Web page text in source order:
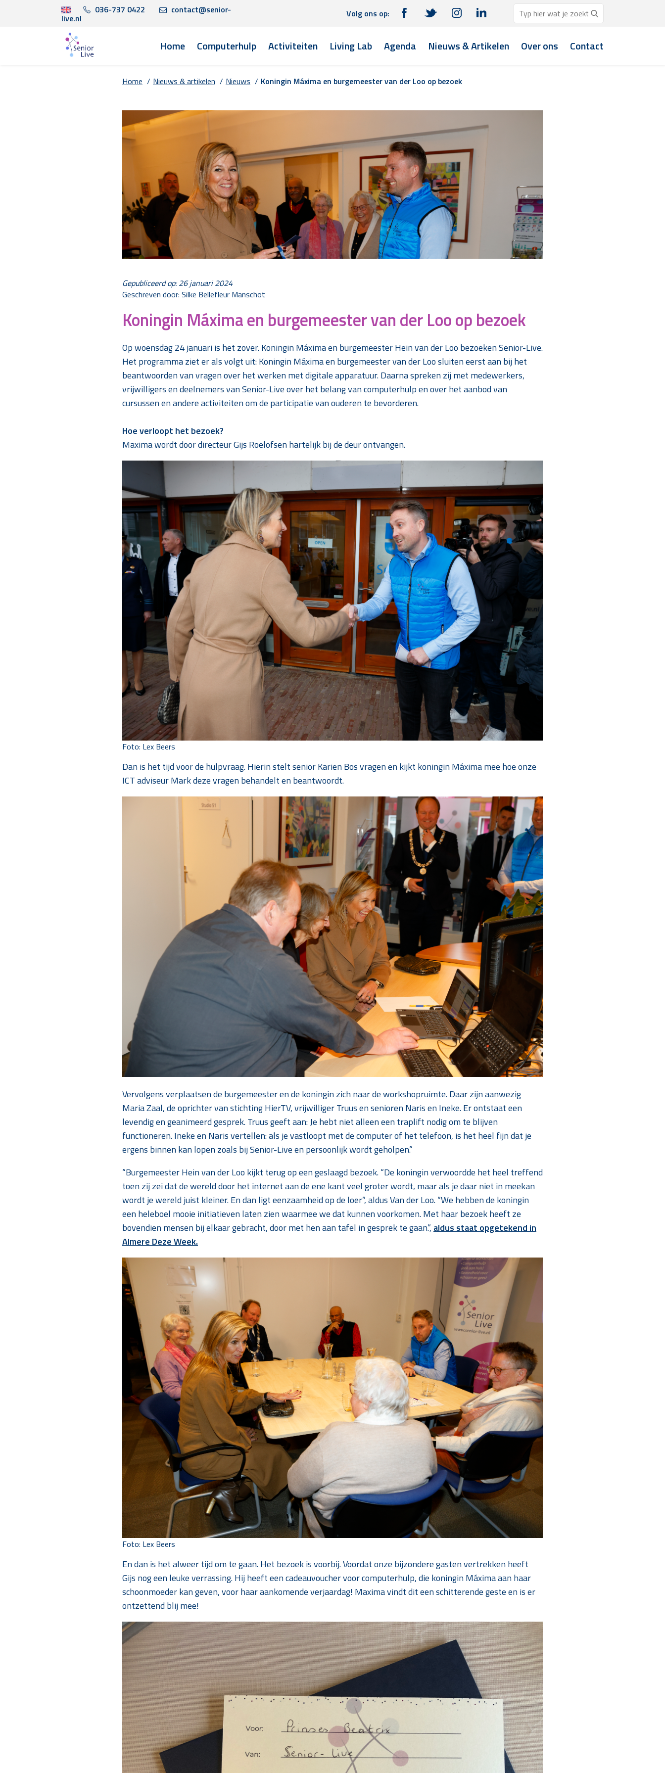
036-737 0422 contact@senior-
live.nl Volg ons op:
Home Computerhulp Activiteiten Living Lab Agenda Nieuws & Artikelen Over ons Contact
Home / Nieuws & artikelen / Nieuws / Koningin Máxima en burgemeester van der Loo op bezoek
Gepubliceerd op: 26 januari 2024
Geschreven door: Silke Bellefleur Manschot
Koningin Máxima en burgemeester van der Loo op bezoek
Op woensdag 24 januari is het zover. Koningin Máxima en burgemeester Hein van der Loo bezoeken Senior-Live.
Het programma ziet er als volgt uit: Koningin Máxima en burgemeester van der Loo sluiten eerst aan bij het
beantwoorden van vragen over het werken met digitale apparatuur. Daarna spreken zij met medewerkers,
vrijwilligers en deelnemers van Senior-Live over het belang van computerhulp en over het aanbod van
cursussen en andere activiteiten om de participatie van ouderen te bevorderen.
Hoe verloopt het bezoek?
Maxima wordt door directeur Gijs Roelofsen hartelijk bij de deur ontvangen.
Foto: Lex Beers
Dan is het tijd voor de hulpvraag. Hierin stelt senior Karien Bos vragen en kijkt koningin Máxima mee hoe onze
ICT adviseur Mark deze vragen behandelt en beantwoordt.
Vervolgens verplaatsen de burgemeester en de koningin zich naar de workshopruimte. Daar zijn aanwezig
Maria Zaal, de oprichter van stichting HierTV, vrijwilliger Truus en senioren Naris en Ineke. Er ontstaat een
levendig en geanimeerd gesprek. Truus geeft aan: Je hebt niet alleen een traplift nodig om te blijven
functioneren. Ineke en Naris vertellen: als je vastloopt met de computer of het telefoon, is het heel fijn dat je
ergens binnen kan lopen zoals bij Senior-Live en persoonlijk wordt geholpen.”
“Burgemeester Hein van der Loo kijkt terug op een geslaagd bezoek. “De koningin verwoordde het heel treffend
toen zij zei dat de wereld door het internet aan de ene kant veel groter wordt, maar als je daar niet in meekan
wordt je wereld juist kleiner. En dan ligt eenzaamheid op de loer”, aldus Van der Loo. “We hebben de koningin
een heleboel mooie initiatieven laten zien waarmee we dat kunnen voorkomen. Met haar bezoek heeft ze
bovendien mensen bij elkaar gebracht, door met hen aan tafel in gesprek te gaan.”, aldus staat opgetekend in
Almere Deze Week.
Foto: Lex Beers
En dan is het alweer tijd om te gaan. Het bezoek is voorbij. Voordat onze bijzondere gasten vertrekken heeft
Gijs nog een leuke verrassing. Hij heeft een cadeauvoucher voor computerhulp, die koningin Máxima aan haar
schoonmoeder kan geven, voor haar aankomende verjaardag! Maxima vindt dit een schitterende geste en is er
ontzettend blij mee!